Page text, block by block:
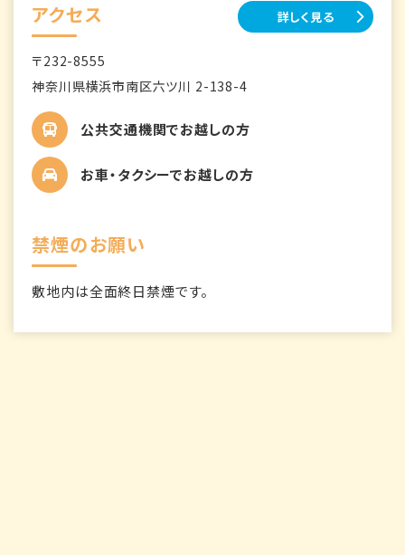
アクセス 詳しく見る
〒232-8555
神奈川県横浜市南区六ツ川 2-138-4
公共交通機関でお越しの方
お車・タクシーでお越しの方
禁煙のお願い
敷地内は全面終日禁煙です。